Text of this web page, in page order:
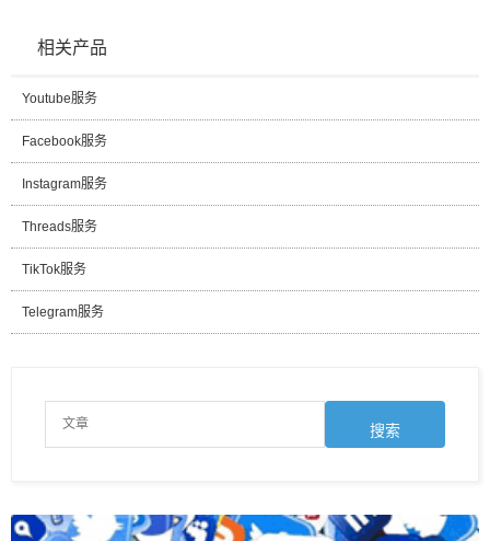
相关产品
Youtube服务
Facebook服务
Instagram服务
Threads服务
TikTok服务
Telegram服务